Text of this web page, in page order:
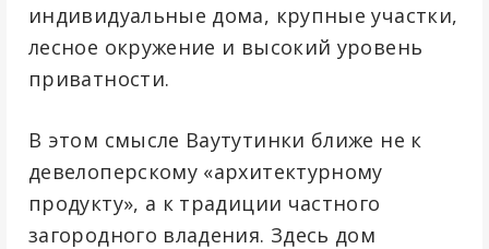
индивидуальные дома, крупные участки,
лесное окружение и высокий уровень
приватности.
В этом смысле Ваутутинки ближе не к
девелоперскому «архитектурному
продукту», а к традиции частного
загородного владения. Здесь дом